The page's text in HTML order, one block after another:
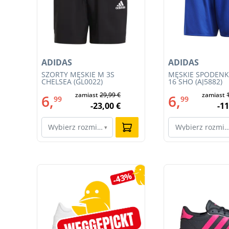
SZORTY MĘSKIE M 3S
CHELSEA (GL0022)
ADIDAS
6,99 zamiast29,99 €
-23,00 €
Wybierz rozmiar…
▾
MĘSKIE
16 SHO (AJ5882)
ADIDAS
6,99 zamiast
-
Wybierz
Pomiń galerię produktów
-43%